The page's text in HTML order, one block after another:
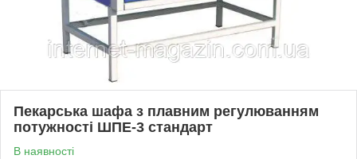
Пекарська шафа з плавним регулюванням
потужності ШПЕ-3 стандарт
В наявності